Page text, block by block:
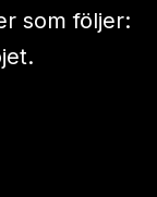
som följer: